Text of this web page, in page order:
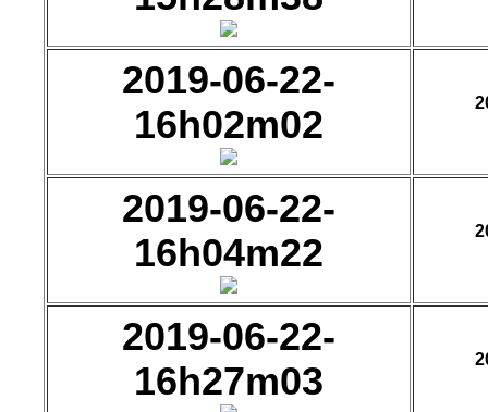
2019-06-22-
16h02m02
2019-06-22-
16h04m22
2019-06-22-
16h27m03